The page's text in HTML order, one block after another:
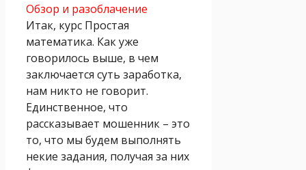
Обзор и разоблачение
Итак, курс Простая
математика. Как уже
говорилось выше, в чем
заключается суть заработка,
нам никто не говорит.
Единственное, что
рассказывает мошенник – это
то, что мы будем выполнять
некие задания, получая за них